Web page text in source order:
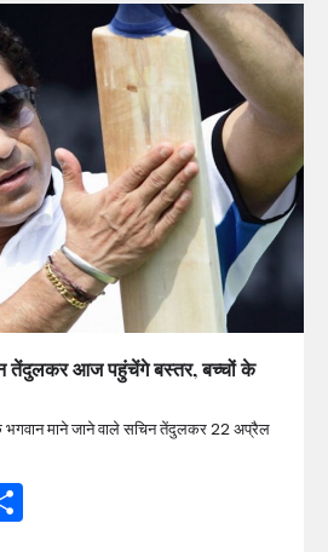
आज पहुंचेंगे बस्तर, बच्चों के
माने जाने वाले सचिन तेंदुलकर 22 अप्रैल